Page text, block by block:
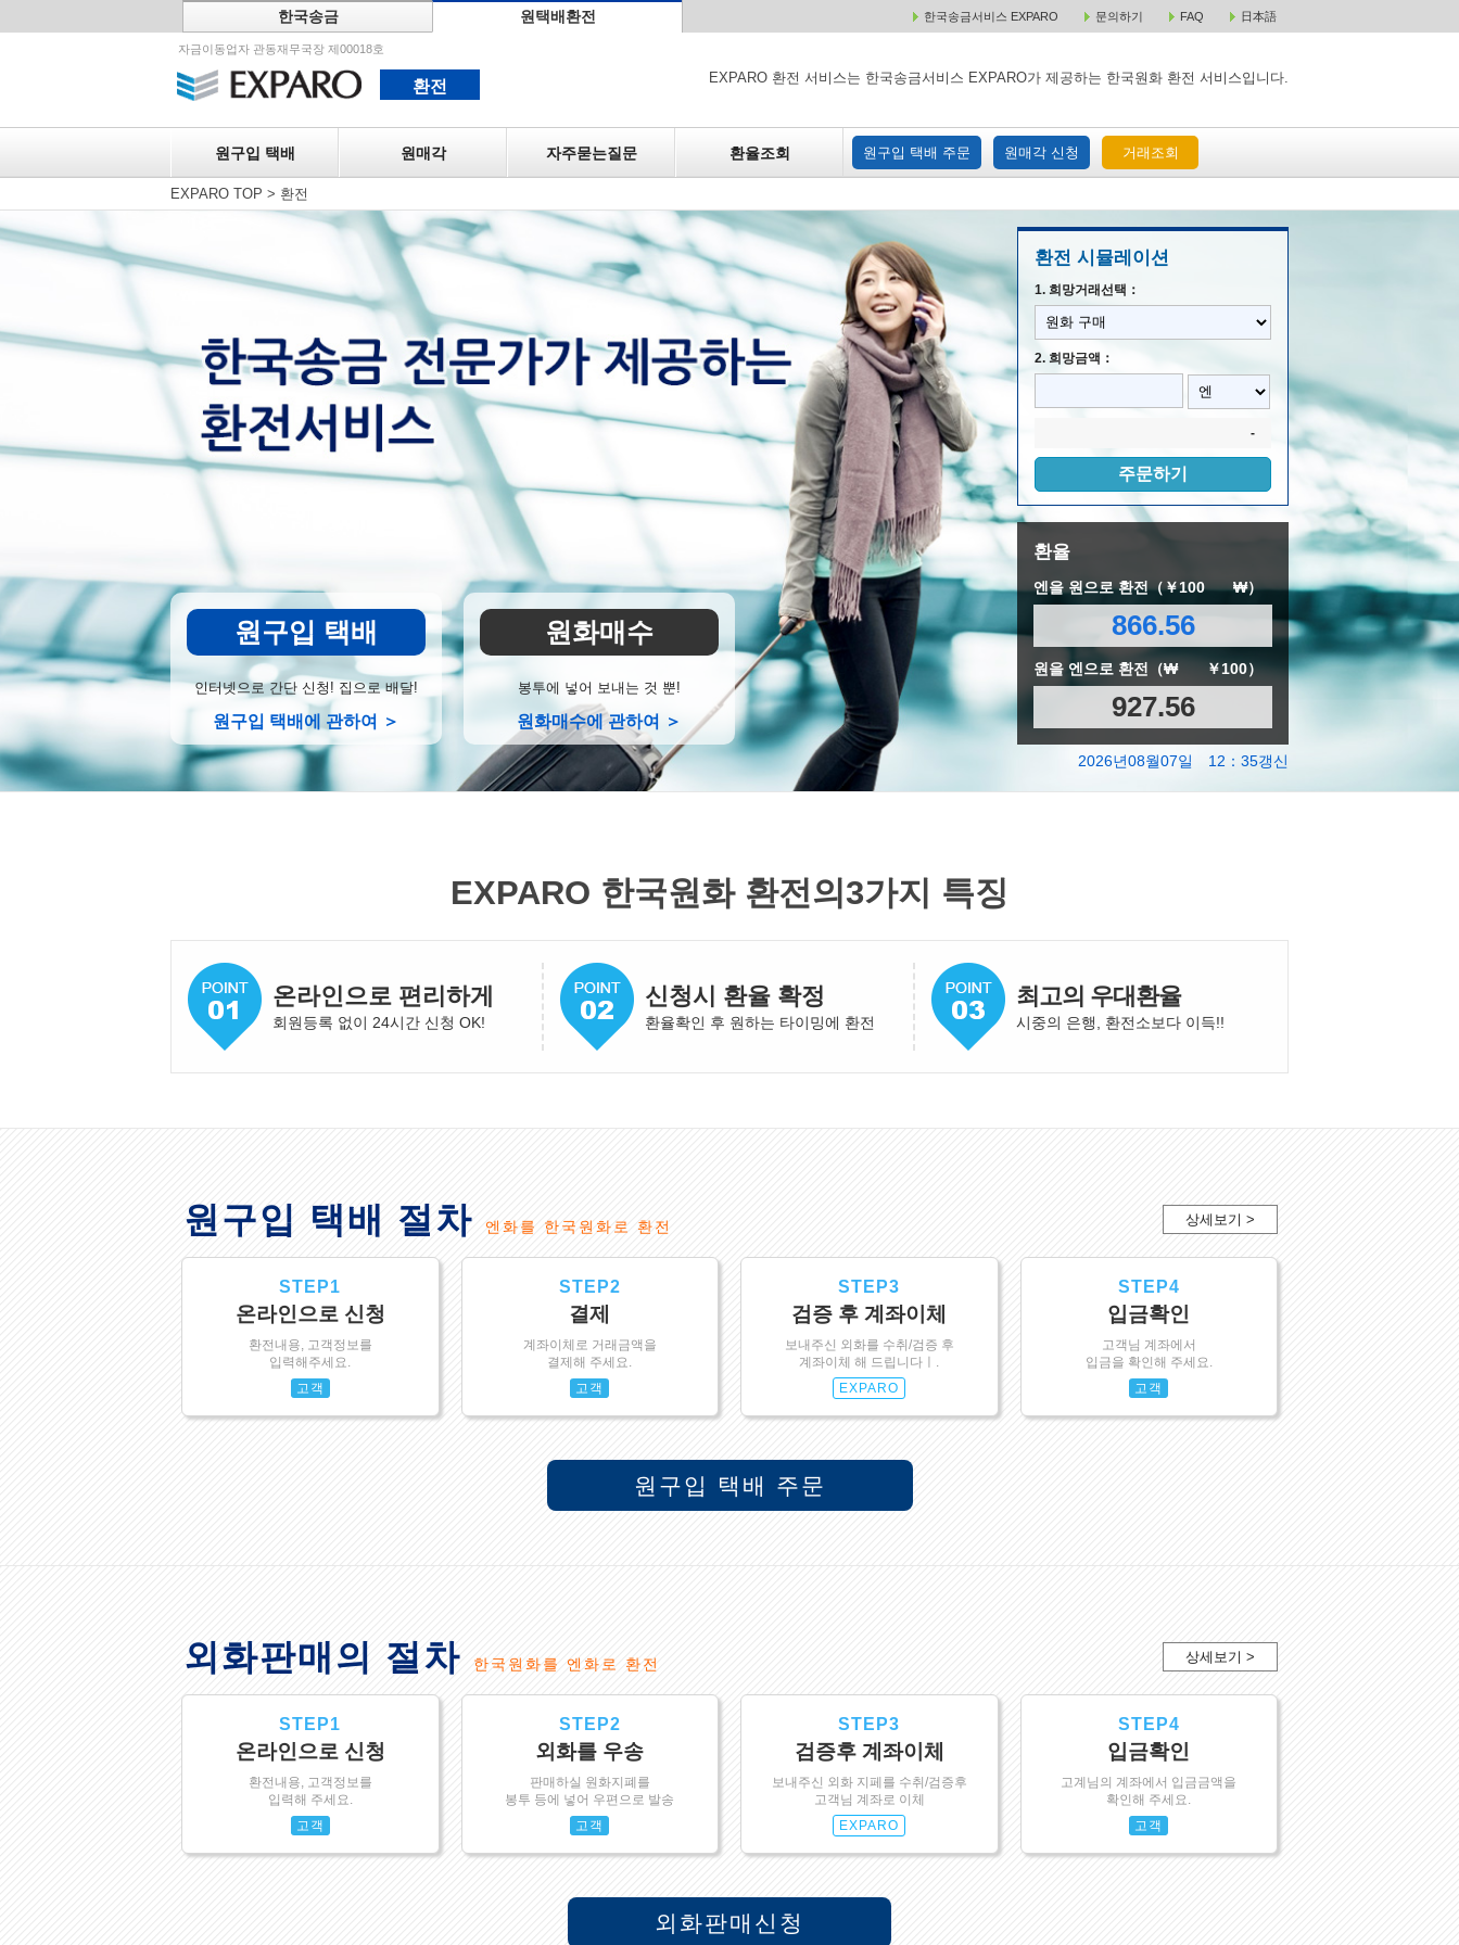
한국송금 원택배환전 한국송금서비스 EXPARO 문의하기 FAQ 日本語
자금이동업자 관동재무국장 제00018호
환전 EXPARO 환전 서비스는 한국송금서비스 EXPARO가 제공하는 한국원화 환전 서비스입니다.
원구입 택배 원매각 자주묻는질문 환율조회 원구입 택배 주문 원매각 신청 거래조회
원매각 원구입 택배 주문 원매각 주문 거래조회
EXPARO TOP > 환전
환전 시뮬레이션
1. 희망거래선택：
2. 희망금액：
-
주문하기
환율
엔을 원으로 환전（￥100 ₩）
866.56
원을 엔으로 환전（₩ ￥100）
927.56
2026년08월07일 12：35갱신
원구입 택배
인터넷으로 간단 신청! 집으로 배달!
원구입 택배에 관하여 ＞
원화매수
봉투에 넣어 보내는 것 뿐!
원화매수에 관하여 ＞
EXPARO 한국원화 환전의 3가지 특징
온라인으로 편리하게
회원등록 없이 24시간 신청 OK!
신청시 환율 확정
환율확인 후 원하는 타이밍에 환전
최고의 우대환율
시중의 은행, 환전소보다 이득!!
상세보기 >
원구입 택배 절차 엔화를 한국원화로 환전
STEP1
온라인으로 신청
환전내용, 고객정보를
입력해주세요.
고객
STEP2
결제
계좌이체로 거래금액을
결제해 주세요.
고객
STEP3
검증 후 계좌이체
보내주신 외화를 수취/검증 후
계좌이체 해 드립니다ㅣ.
EXPARO
STEP4
입금확인
고객님 계좌에서
입금을 확인해 주세요.
고객
원구입 택배 주문
상세보기 >
외화판매의 절차 한국원화를 엔화로 환전
STEP1
온라인으로 신청
환전내용, 고객정보를
입력해 주세요.
고객
STEP2
외화를 우송
판매하실 원화지폐를
봉투 등에 넣어 우편으로 발송
고객
STEP3
검증후 계좌이체
보내주신 외화 지페를 수취/검증후
고객님 계좌로 이체
EXPARO
STEP4
입금확인
고계님의 계좌에서 입금금액을
확인해 주세요.
고객
외화판매신청